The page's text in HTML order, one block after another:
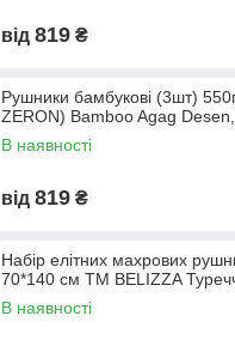
від 819 ₴
Рушники бамбукові (3шт)
ZERON) Bamboo Agag
В наявності
від 819 ₴
Набір елітних махрових
70*140 см TM BELIZZA
В наявності